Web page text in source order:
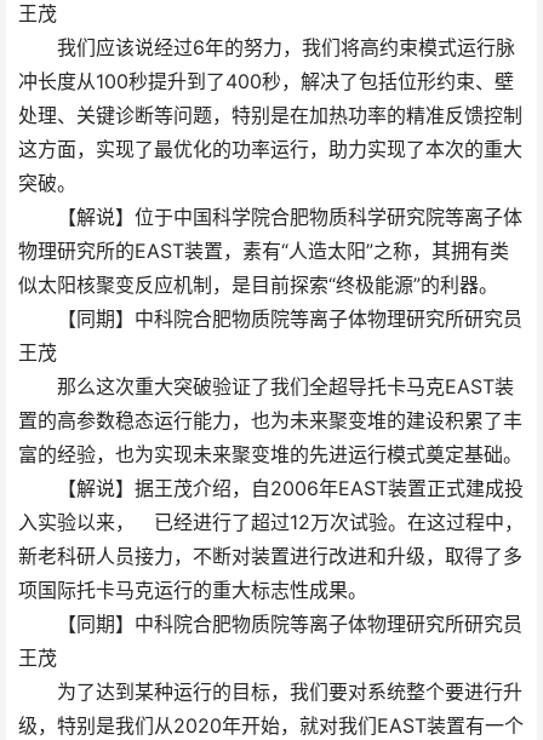
王茂
我们应该说经过6年的努力，我们将高约束模式运行脉
冲长度从100秒提升到了400秒，解决了包括位形约束、壁
处理、关键诊断等问题，特别是在加热功率的精准反馈控制
这方面，实现了最优化的功率运行，助力实现了本次的重大
突破。
【解说】位于中国科学院合肥物质科学研究院等离子体
物理研究所的EAST装置，素有“人造太阳”之称，其拥有类
似太阳核聚变反应机制，是目前探索“终极能源”的利器。
【同期】中科院合肥物质院等离子体物理研究所研究员
王茂
那么这次重大突破验证了我们全超导托卡马克EAST装
置的高参数稳态运行能力，也为未来聚变堆的建设积累了丰
富的经验，也为实现未来聚变堆的先进运行模式奠定基础。
【解说】据王茂介绍，自2006年EAST装置正式建成投
入实验以来， 已经进行了超过12万次试验。在这过程中，
新老科研人员接力，不断对装置进行改进和升级，取得了多
项国际托卡马克运行的重大标志性成果。
【同期】中科院合肥物质院等离子体物理研究所研究员
王茂
为了达到某种运行的目标，我们要对系统整个要进行升
级，特别是我们从2020年开始，就对我们EAST装置有一个